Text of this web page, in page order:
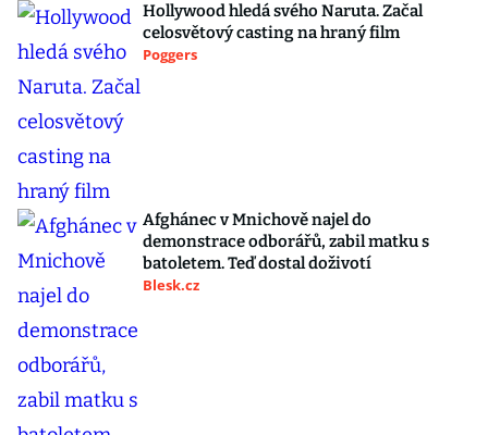
Hollywood hledá svého Naruta. Začal
celosvětový casting na hraný film
Poggers
Afghánec v Mnichově najel do
demonstrace odborářů, zabil matku s
batoletem. Teď dostal doživotí
Blesk.cz